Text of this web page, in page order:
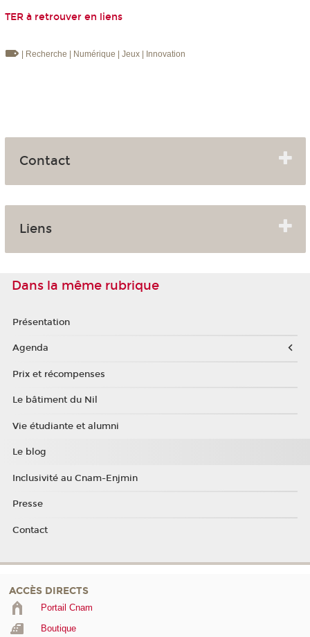
TER à retrouver en liens
| Recherche | Numérique | Jeux | Innovation
Contact
Liens
Dans la même rubrique
Présentation
Agenda
Prix et récompenses
Le bâtiment du Nil
Vie étudiante et alumni
Le blog
Inclusivité au Cnam-Enjmin
Presse
Contact
ACCÈS DIRECTS
Portail Cnam
Boutique